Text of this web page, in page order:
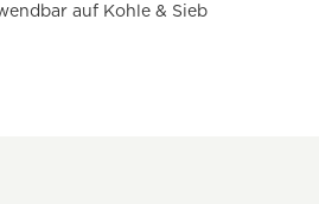
auf Kohle & Sieb